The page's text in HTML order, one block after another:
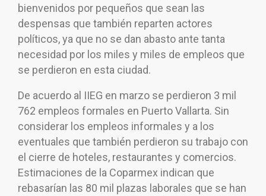
bienvenidos por pequeños que sean las
despensas que también reparten actores
políticos, ya que no se dan abasto ante tanta
necesidad por los miles y miles de empleos que
se perdieron en esta ciudad.
De acuerdo al IIEG en marzo se perdieron 3 mil
762 empleos formales en Puerto Vallarta. Sin
considerar los empleos informales y a los
eventuales que también perdieron su trabajo con
el cierre de hoteles, restaurantes y comercios.
Estimaciones de la Coparmex indican que
rebasarían las 80 mil plazas laborales que se han